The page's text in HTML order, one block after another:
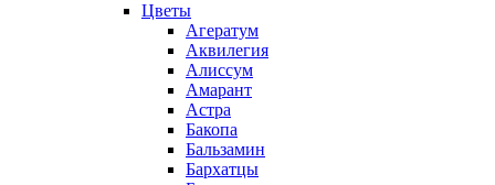
Цветы
Агератум
Аквилегия
Алиссум
Амарант
Астра
Бакопа
Бальзамин
Бархатцы